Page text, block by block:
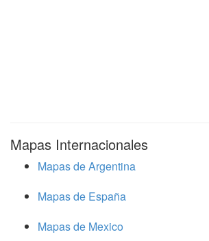
Mapas Internacionales
Mapas de Argentina
Mapas de España
Mapas de Mexico